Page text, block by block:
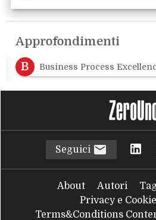
Approfondimenti
B
Business Process
D Digital Twin of an
Seguici
About Autori
Privacy e
Terms&Conditions